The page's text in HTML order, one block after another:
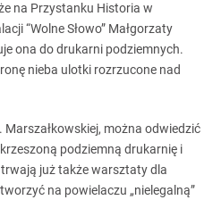
na Przystanku Historia w
“Wolne Słowo” Małgorzaty
ona do drukarni podziemnych.
nieba ulotki rozrzucone nad
można odwiedzić
podziemną drukarnię i
trwają już także warsztaty dla
na powielaczu „nielegalną”